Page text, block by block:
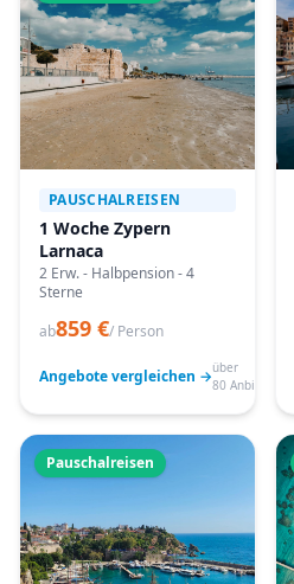
PAUSCHALREISEN
1 Woche Zypern
Larnaca
2 Erw. - Halbpension - 4
Sterne
ab859 €/ Person
Angebote vergleichen →über
80 Anbieter
Pauschalreisen